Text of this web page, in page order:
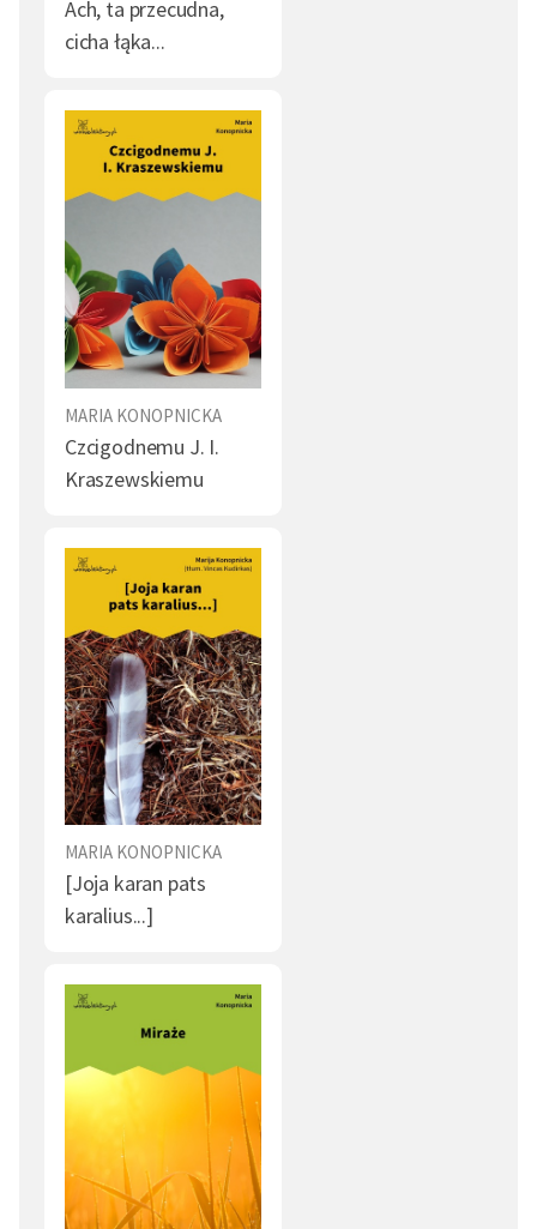
Ach, ta przecudna,
cicha łąka...
MARIA KONOPNICKA
Czcigodnemu J. I.
Kraszewskiemu
MARIA KONOPNICKA
[Joja karan pats
karalius...]